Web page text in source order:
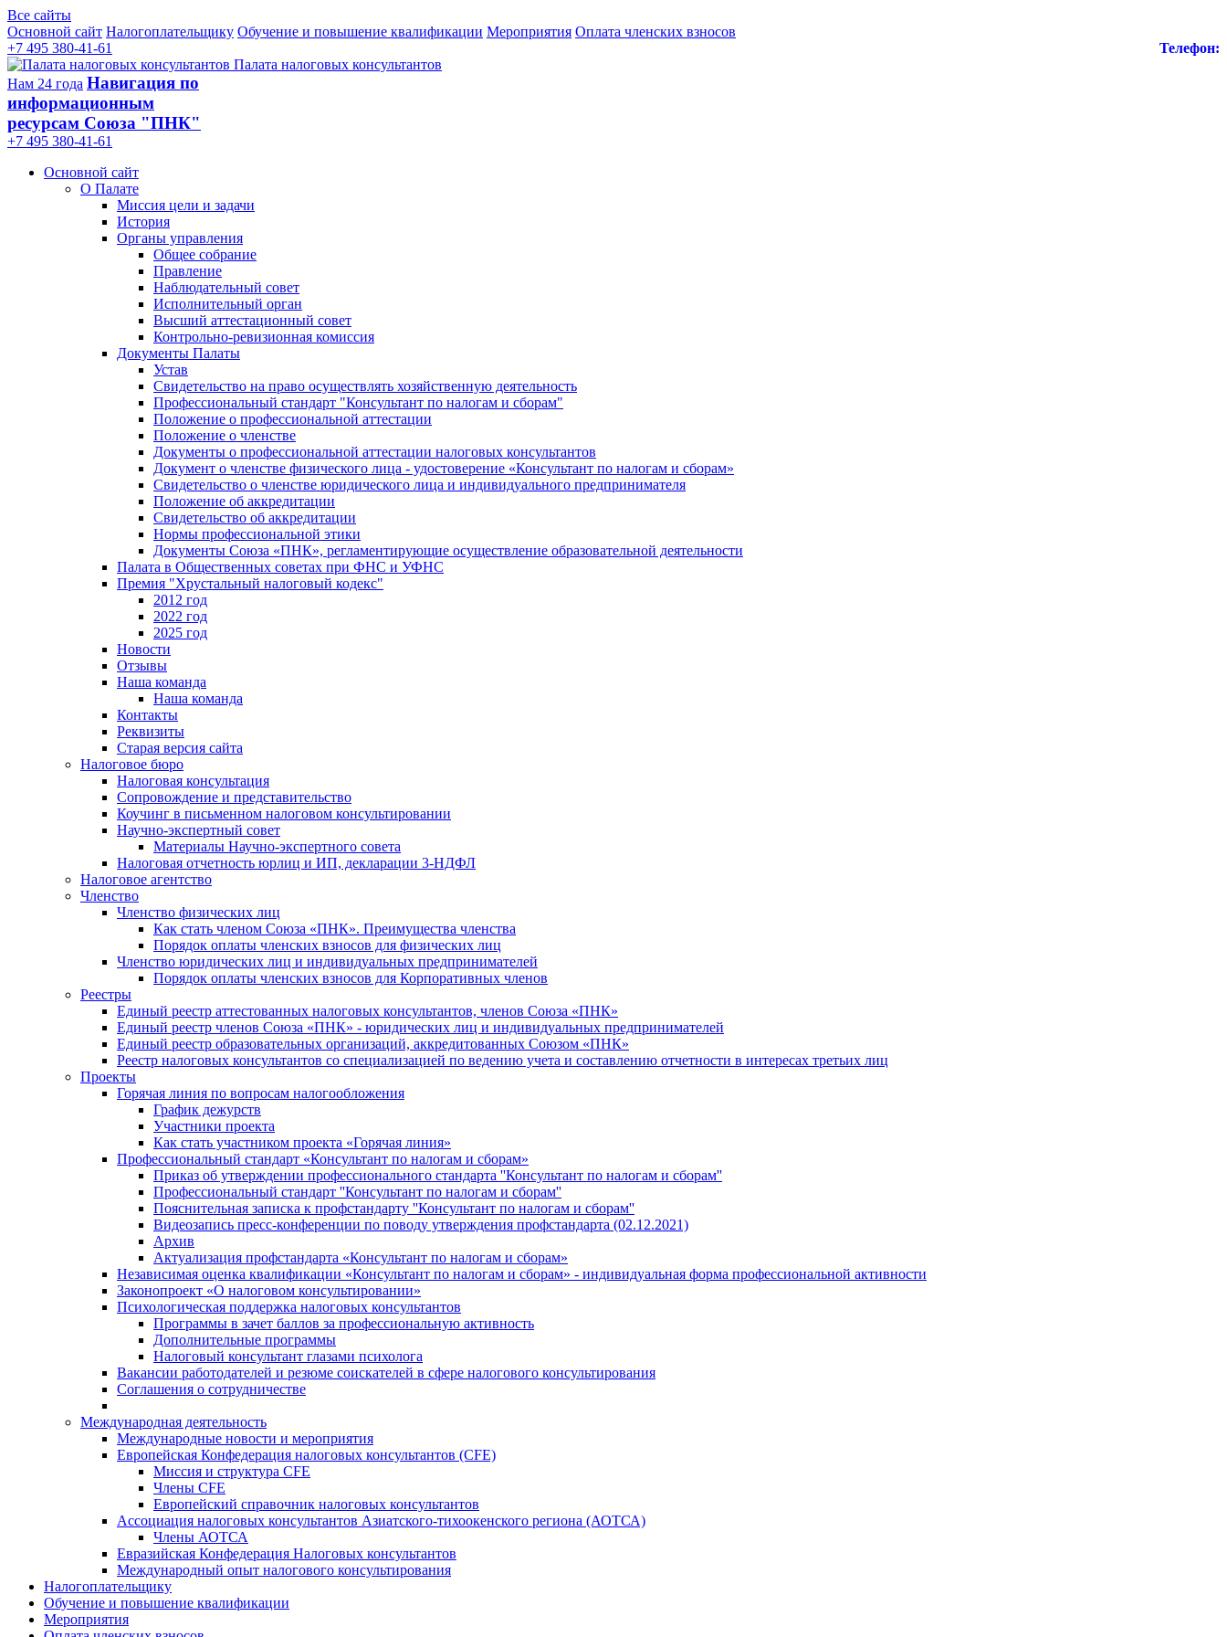
Все сайты
Основной сайт Налогоплательщику Обучение и повышение квалификации Мероприятия Оплата членских взносов
Телефон:
+7 495 380-41-61
Палата налоговых консультантов
Нам 24 года Навигация по
информационным
ресурсам Союза "ПНК"
+7 495 380‑41‑61
Основной сайт
О Палате
Миссия цели и задачи
История
Органы управления
Общее собрание
Правление
Наблюдательный совет
Исполнительный орган
Высший аттестационный совет
Контрольно-ревизионная комиссия
Документы Палаты
Устав
Свидетельство на право осуществлять хозяйственную деятельность
Профессиональный стандарт "Консультант по налогам и сборам"
Положение о профессиональной аттестации
Положение о членстве
Документы о профессиональной аттестации налоговых консультантов
Документ о членстве физического лица - удостоверение «Консультант по налогам и сборам»
Свидетельство о членстве юридического лица и индивидуального предпринимателя
Положение об аккредитации
Свидетельство об аккредитации
Нормы профессиональной этики
Документы Союза «ПНК», регламентирующие осуществление образовательной деятельности
Палата в Общественных советах при ФНС и УФНС
Премия "Хрустальный налоговый кодекс"
2012 год
2022 год
2025 год
Новости
Отзывы
Наша команда
Наша команда
Контакты
Реквизиты
Старая версия сайта
Налоговое бюро
Налоговая консультация
Cопровождение и представительство
Коучинг в письменном налоговом консультировании
Научно-экспертный совет
Материалы Научно-экспертного совета
Налоговая отчетность юрлиц и ИП, декларации 3-НДФЛ
Налоговое агентство
Членство
Членство физических лиц
Как стать членом Союза «ПНК». Преимущества членства
Порядок оплаты членских взносов для физических лиц
Членство юридических лиц и индивидуальных предпринимателей
Порядок оплаты членских взносов для Корпоративных членов
Реестры
Единый реестр аттестованных налоговых консультантов, членов Союза «ПНК»
Единый реестр членов Союза «ПНК» - юридических лиц и индивидуальных предпринимателей
Единый реестр образовательных организаций, аккредитованных Союзом «ПНК»
Реестр налоговых консультантов со специализацией по ведению учета и составлению отчетности в интересах третьих лиц
Проекты
Горячая линия по вопросам налогообложения
График дежурств
Участники проекта
Как стать участником проекта «Горячая линия»
Профессиональный стандарт «Консультант по налогам и сборам»
Приказ об утверждении профессионального стандарта ''Консультант по налогам и сборам''
Профессиональный стандарт ''Консультант по налогам и сборам''
Пояснительная записка к профстандарту ''Консультант по налогам и сборам''
Видеозапись пресс-конференции по поводу утверждения профстандарта (02.12.2021)
Архив
Актуализация профстандарта «Консультант по налогам и сборам»
Независимая оценка квалификации «Консультант по налогам и сборам» - индивидуальная форма профессиональной активности
Законопроект «О налоговом консультировании»
Психологическая поддержка налоговых консультантов
Программы в зачет баллов за профессиональную активность
Дополнительные программы
Налоговый консультант глазами психолога
Вакансии работодателей и резюме соискателей в сфере налогового консультирования
Соглашения о сотрудничестве
Международная деятельность
Международные новости и мероприятия
Европейская Конфедерация налоговых консультантов (CFE)
Миссия и структура CFE
Члены CFE
Европейский справочник налоговых консультантов
Ассоциация налоговых консультантов Азиатского-тихоокенского региона (АОТСА)
Члены АОТСА
Евразийская Конфедерация Налоговых консультантов
Международный опыт налогового консультирования
Налогоплательщику
Обучение и повышение квалификации
Мероприятия